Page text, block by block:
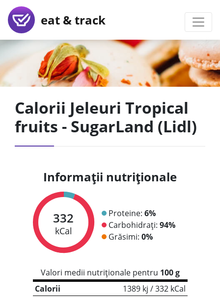
eat & track
Calorii Jeleuri Tropical
fruits - SugarLand (Lidl)
Informații nutriționale
332
kCal
Proteine: 6%
Carbohidrați: 94%
Grăsimi: 0%
Valori medii nutriționale pentru 100 g
Calorii
1389 kj / 332 kCal